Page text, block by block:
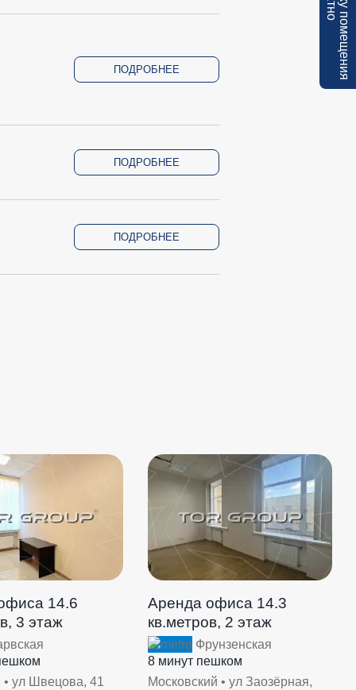
ПОДРОБНЕЕ
ПОДРОБНЕЕ
ПОДРОБНЕЕ
14.6
3 этаж
• ул Швецова, 41
Аренда офиса 14.3
кв.метров, 2 этаж
Фрунзенская
8 минут пешком
Московский • ул Заозёрная,